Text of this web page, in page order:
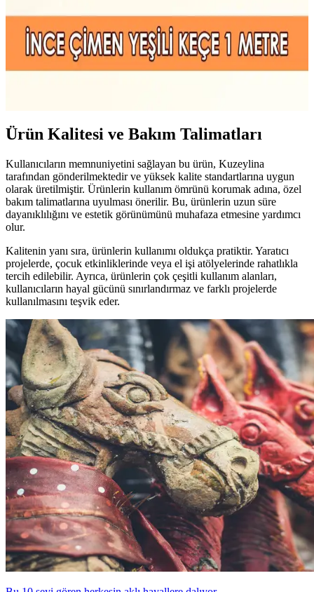
Yeşil Keçe Kumaş: Yaratıcı El İşleri ve Dekorasyon
İçin Uygun 1mm Kalınlıkta Malzeme
Yüksek kaliteli, 1mm ince yapıya sahip yeşil keçe kumaş, el işi ve
Ürün Kalitesi ve Bakım Talimatları
Kullanıcıların memnuniyetini sağlayan bu ürün, Kuzeylina
tarafından gönderilmektedir ve yüksek kalite standartlarına uygun
olarak üretilmiştir. Ürünlerin kullanım ömrünü korumak adına, özel
bakım talimatlarına uyulması önerilir. Bu, ürünlerin uzun süre
dayanıklılığını ve estetik görünümünü muhafaza etmesine yardımcı
olur.
Kalitenin yanı sıra, ürünlerin kullanımı oldukça pratiktir. Yaratıcı
projelerde, çocuk etkinliklerinde veya el işi atölyelerinde rahatlıkla
tercih edilebilir. Ayrıca, ürünlerin çok çeşitli kullanım alanları,
kullanıcıların hayal gücünü sınırlandırmaz ve farklı projelerde
kullanılmasını teşvik eder.